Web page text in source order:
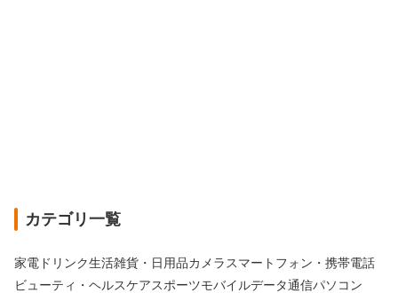
カテゴリ一覧
家電 ドリンク生活雑貨・日用品カメラ スマートフォン・携帯電話
ビューティ・ヘルスケア スポーツモバイルデータ通信パソコン